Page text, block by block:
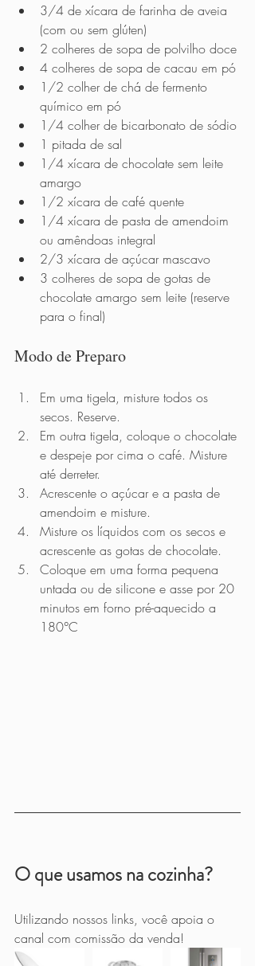
3/4 de xícara de farinha de aveia
(com ou sem glúten)
2 colheres de sopa de polvilho doce
4 colheres de sopa de cacau em pó
1/2 colher de chá de fermento
químico em pó
1/4 colher de bicarbonato de sódio
1 pitada de sal
1/4 xícara de chocolate sem leite
amargo
1/2 xícara de café quente
1/4 xícara de pasta de amendoim
ou amêndoas integral
2/3 xícara de açúcar mascavo
3 colheres de sopa de gotas de
chocolate amargo sem leite (reserve
para o final)
Modo de Preparo
Em uma tigela, misture todos os
secos. Reserve.
Em outra tigela, coloque o chocolate
e despeje por cima o café. Misture
até derreter.
Acrescente o açúcar e a pasta de
amendoim e misture.
Misture os líquidos com os secos e
acrescente as gotas de chocolate.
Coloque em uma forma pequena
untada ou de silicone e asse por 20
minutos em forno pré-aquecido a
180°C
O que usamos na cozinha?
Utilizando nossos links, você apoia o
canal com comissão da venda!